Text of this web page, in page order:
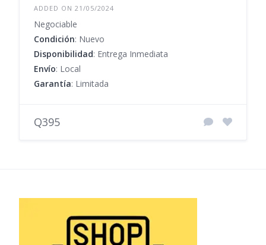
ADDED ON 21/05/2024
Negociable
Condición: Nuevo
Disponibilidad: Entrega Inmediata
Envío: Local
Garantía: Limitada
Q395